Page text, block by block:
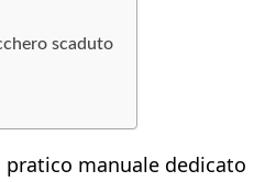
scaduto
manuale dedicato